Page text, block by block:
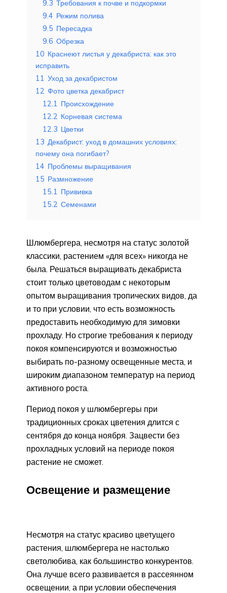
9.3 Требования к почве и подкормки
9.4 Режим полива
9.5 Пересадка
9.6 Обрезка
10 Краснеют листья у декабриста: как это
исправить
11 Уход за декабристом
12 Фото цветка декабрист
12.1 Происхождение
12.2 Корневая система
12.3 Цветки
13 Декабрист: уход в домашних условиях:
почему она погибает?
14 Проблемы выращивания
15 Размножение
15.1 Прививка
15.2 Семенами
Шлюмбергера, несмотря на статус золотой
классики, растением «для всех» никогда не
была. Решаться выращивать декабриста
стоит только цветоводам с некоторым
опытом выращивания тропических видов, да
и то при условии, что есть возможность
предоставить необходимую для зимовки
прохладу. Но строгие требования к периоду
покоя компенсируются и возможностью
выбирать по-разному освещенные места, и
широким диапазоном температур на период
активного роста.
Период покоя у шлюмбергеры при
традиционных сроках цветения длится с
сентября до конца ноября. Зацвести без
прохладных условий на периоде покоя
растение не сможет.
Освещение и размещение
Несмотря на статус красиво цветущего
растения, шлюмбергера не настолько
светолюбива, как большинство конкурентов.
Она лучше всего развивается в рассеянном
освещении, а при условии обеспечения